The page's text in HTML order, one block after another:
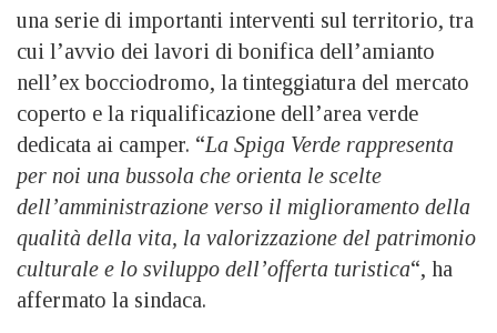
una serie di importanti interventi sul territorio, tra
cui l’avvio dei lavori di bonifica dell’amianto
nell’ex bocciodromo, la tinteggiatura del mercato
coperto e la riqualificazione dell’area verde
dedicata ai camper. “La Spiga Verde rappresenta
per noi una bussola che orienta le scelte
dell’amministrazione verso il miglioramento della
qualità della vita, la valorizzazione del patrimonio
culturale e lo sviluppo dell’offerta turistica“, ha
affermato la sindaca.